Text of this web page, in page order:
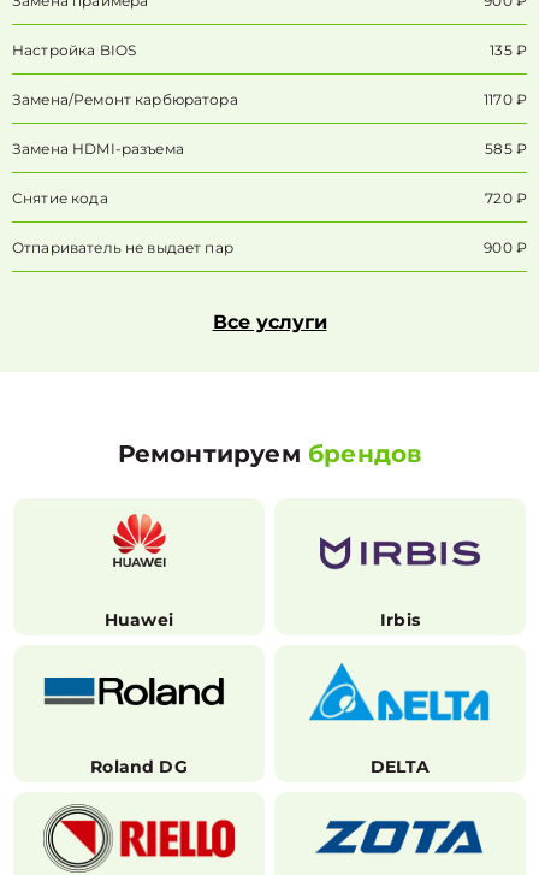
Настройка BIOS 135 ₽
Замена/Pемонт карбюратора 1170 ₽
Замена HDMI-разъема 585 ₽
Снятие кода 720 ₽
Отпариватель не выдает пар 900 ₽
Все услуги
Ремонтируем брендов
Huawei Irbis
Roland DG DELTA